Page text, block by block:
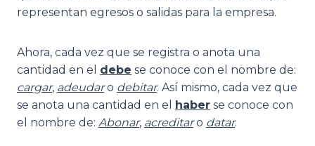
representan egresos o salidas para la empresa.
Ahora, cada vez que se registra o anota una
cantidad en el debe se conoce con el nombre de:
cargar, adeudar o debitar. Así mismo, cada vez que
se anota una cantidad en el haber se conoce con
el nombre de: Abonar, acreditaro datar.